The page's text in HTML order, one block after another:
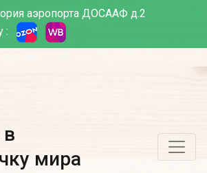
аэропорта ДОСААФ д.2
:
мира